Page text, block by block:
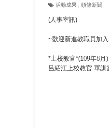
活動成果 頭條新聞
(人事室訊)
~歡迎新進教職員加
*上校教官*(109年8月)
呂紹江上校教官 軍